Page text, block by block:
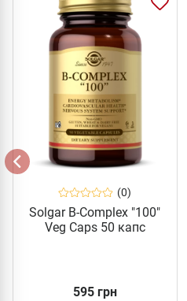
(0)
Solgar B-Complex "100"
Veg Caps 50 капс
595 грн